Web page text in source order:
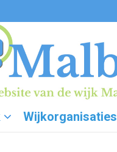
Wijkorganisaties